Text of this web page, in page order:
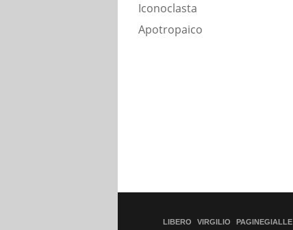
Iconoclasta
Apotropaico
LIBERO VIRGILIO PAGINEGIALLE